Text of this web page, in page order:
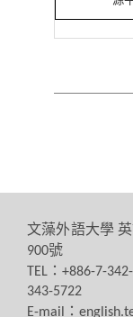
文藻外語大學
900號
TEL ：+886-7-
343-5722
E-mail
：